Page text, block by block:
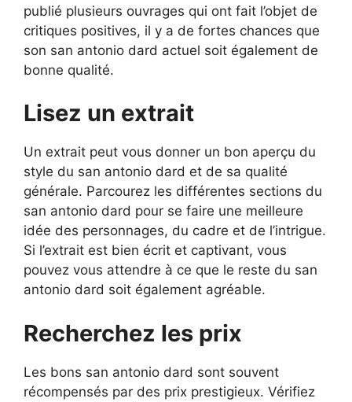
publié plusieurs ouvrages qui ont fait l’objet de
critiques positives, il y a de fortes chances que
son san antonio dard actuel soit également de
bonne qualité.
Lisez un extrait
Un extrait peut vous donner un bon aperçu du
style du san antonio dard et de sa qualité
générale. Parcourez les différentes sections du
san antonio dard pour se faire une meilleure
idée des personnages, du cadre et de l’intrigue.
Si l’extrait est bien écrit et captivant, vous
pouvez vous attendre à ce que le reste du san
antonio dard soit également agréable.
Recherchez les prix
Les bons san antonio dard sont souvent
récompensés par des prix prestigieux. Vérifiez